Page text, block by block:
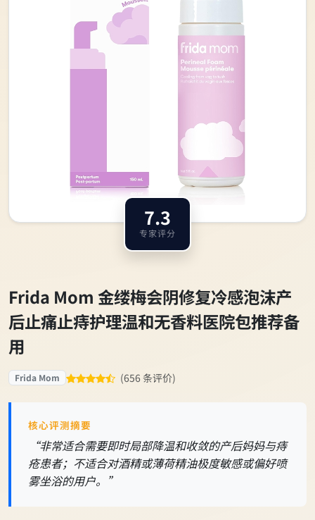
7.3
专家评分
Frida Mom 金缕梅会阴修复冷感泡沫产
后止痛止痔护理温和无香料医院包推荐备
用
Frida Mom (656 条评价)
核心评测摘要
“非常适合需要即时局部降温和收敛的产后妈妈与痔
疮患者；不适合对酒精或薄荷精油极度敏感或偏好喷
雾坐浴的用户。”